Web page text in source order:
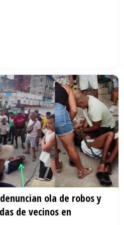
ola de robos y
de vecinos en